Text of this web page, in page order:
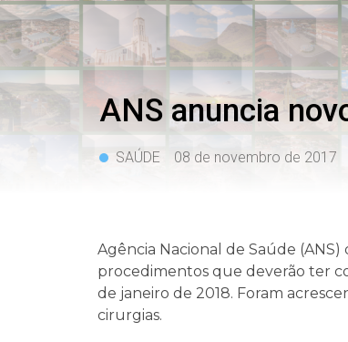
ANS anuncia
SAÚDE 08 de novembro de 2017
Agência Nacional de Saúde
procedimentos que deverão ter
de janeiro de 2018. Foram
cirurgias.